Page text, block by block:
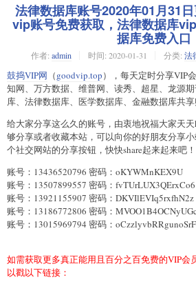
法律数据库账号2020年01月31
vip账号免费获取，法律数据库
据库免费入口
作者: admin 时间: 2020-01-31 分类: 法
鼓捣VIP网 （goodvip.top），每天定时分享VIP
知网、万方数据、维普网、读秀、超星、龙源
库、法律数据库、医学数据库、金融数据库共享
给大家分享这么久的账号，由衷地祝福大家天
够分享或者收藏本站，可以向你的好朋友分享
个社交网站的分享按钮，快快share起来起来吧！
账号：13436520796 密码：oKYWMnKEX9U
账号：13507899557 密码：fvTUrLUX3QErxCo6
账号：13921155907 密码：DKVIlEVIq5rxfhN2z
账号：13186772806 密码：
账号：13015969794 密码：
如需获取更多真正能用且百分之百免费的VIP会
以戳以下链接：